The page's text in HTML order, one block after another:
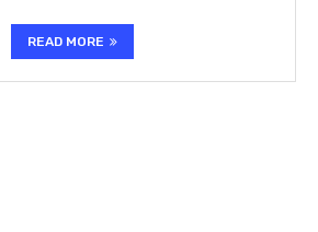
READ MORE